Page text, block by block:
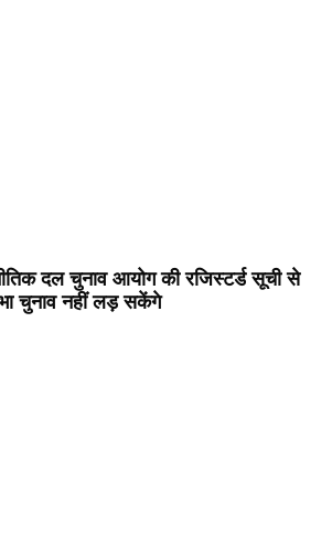
दल चुनाव आयोग की रजिस्टर्ड सूची से
चुनाव नहीं लड़ सकेंगे